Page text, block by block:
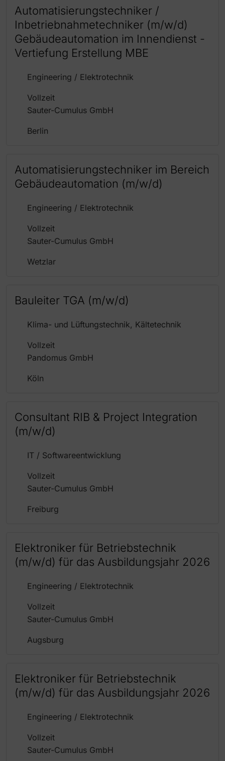
Automatisierungstechniker /
Inbetriebnahmetechniker (m/w/d)
Gebäudeautomation im Innendienst -
Vertiefung Erstellung MBE
Engineering / Elektrotechnik
Vollzeit
Sauter-Cumulus GmbH
Berlin
Automatisierungstechniker im Bereich
Gebäudeautomation (m/w/d)
Engineering / Elektrotechnik
Vollzeit
Sauter-Cumulus GmbH
Wetzlar
Bauleiter TGA (m/w/d)
Klima- und Lüftungstechnik, Kältetechnik
Vollzeit
Pandomus GmbH
Köln
Consultant RIB & Project Integration
(m/w/d)
IT / Softwareentwicklung
Vollzeit
Sauter-Cumulus GmbH
Freiburg
Elektroniker für Betriebstechnik
(m/w/d) für das Ausbildungsjahr 2026
Engineering / Elektrotechnik
Vollzeit
Sauter-Cumulus GmbH
Augsburg
Elektroniker für Betriebstechnik
(m/w/d) für das Ausbildungsjahr 2026
Engineering / Elektrotechnik
Vollzeit
Sauter-Cumulus GmbH